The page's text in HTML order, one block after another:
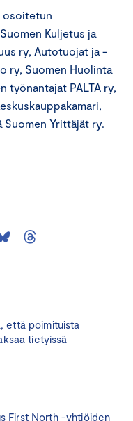
että poimituista
tietyissä
First North -yhtiöiden
osoitetun
Kuljetus ja
ry, Autotuojat ja -
ry, Suomen Huolinta
työnantajat PALTA ry,
Yrittäjät ry.